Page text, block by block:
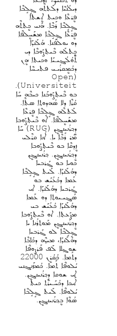
ܕܝܠܳܢܳܝܶܐ ܕܠܰܬܬܶܗ ܓ݂ܱܠܱܒܶܐ
ܦܷܪܥܶܐ ܘܟܝܬ ܐܷܫܬܐ
ܓ݂ܱܠܱܒܶܐ ܪܰܒܶܐ. ܗܰܢܝ ܟܷܬܬܶܗ
ܦܷܪܥܶܐ ܓ݂ܱܠܱܒܶܐ ܡܫܰܚܷܠܦܶܐ
ܕܘ ܝܘܠܦܳܢܐ. ܗܳܠܰܢܕܰܐ
ܟܷܬܠܰܗ ܒܶܝܬ݂ܨܰܘܒܶܐ ܕܝ
ܬܶܘܳܠܳܓ݂ܝـܝܰܐ ܘܟܝܬܐ ܗܷܢ
ܕܟܳܡܷܩܪܳܝـܝ ܦܬܝـܚܶܐ
(Open
Universiteit).
ܒܘ ܒܶܝܬ݂ܨܰܘܒܰܢܐ ܟܝܒܶܗ ܚܰܐ
ܩܳܪܶܐ ܕܠܐ ܣܳܗܕܘܬ݂ܐ ܣܬܶܐ.
ܠܰܬܠܶܗ ܓ݂ܱܠܱܒܶܐ ܦܷܪܥܶܐ
ܡܫܰܚܷܠܦܶܐ. ܐܘ ܒܶܝܬ݂ܨܰܘܒܐ
ܕܷܟ݂ܪܳܢܝܢܓܷܢ (RUG) ܚܰܐ
ܡܰܪ ܪܰܒܶܐ ܝܐ. ܐܳܢܐ ܩܪܶܠܝ
ܙܷܕܩܶܐ ܒܘ ܒܶܝܬ݂ܨܰܘܒܐ
ܕܷܟ݂ܪܳܢܝܢܓܷܢ. ܟ݂ܪܳܢܝܢܓܷܢ
ܟܘܝܐ ܒܘ ܓܰܪܒܝܐ
ܕܗܳܠܰܢܕܰܐ. ܠܰܝܬ ܓ݂ܱܠܱܒܶܐ
ܥܰܡܐ ܕܟܳܥܳܝܰܫ ܒܘ
ܓܰܪܒܝܐ ܕܗܳܠܰܢܕܰܐ. ܐܝ
ܣܰܓܝـܝܘܬ݂ܐ ܕܘ ܥܰܡܐ
ܕܗܳܠܰܢܕܰܐ ܟܳܥܳܝܰܫ ܒܝ
ܡܨܰܥܬ݂ܐ. ܐܘ ܒܶܝܬ݂ܨܰܘܒܐ
ܕܷܟ݂ܪܳܢܝܢܓܷܢ ܡܰܘܬ݂ܪܳܢܐ ܝܐ
ܓ݂ܱܠܱܒܶܐ ܠܘ ܓܰܪܒܝܐ
ܕܗܳܠܰܢܕܰܐ، ܡܝܕ݂ܶܗ ܕܟܳܐܒܶܐ
ܫܘܓ݂ܠܐ ܠܰܦ ܦܰܪܨܘܦܶܐ
ܕܬܰܡܐ. ܟܳܩܳܪܷܢ 22000
ܝܳܠܘܦܶܐ ܬܰܡܐ. ܟܳܡܙܰܢܓܢܝ
ܐܝ ܫܘܩܐ ܕܷܟ݂ܪܳܢܝܢܓܷܢ.
ܐܰܝܟܐ ܕܟܳܚܰـܝܪܰܬ ܟܝܬ
ܝܳܠܘܦܶܐ. ܠܰܝܬ ܓ݂ܱܠܱܒܶܐ
ܣܳܘܶܐ ܒܷܟ݂ܪܳܢܝܢܓܷܢ.